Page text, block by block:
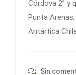
Córdova 2” y
Punta
Antártica
Sin